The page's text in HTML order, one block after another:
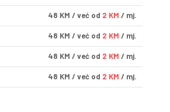
48 KM / već od 2 KM / mj.
48 KM / već od 2 KM / mj.
48 KM / već od 2 KM / mj.
48 KM / već od 2 KM / mj.